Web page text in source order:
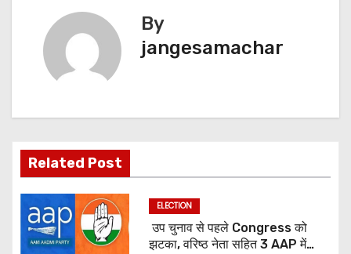
By
jangesamachar
Related Post
ELECTION
उप चुनाव से पहले Congress को
झटका, वरिष्ठ नेता सहित 3 AAP में